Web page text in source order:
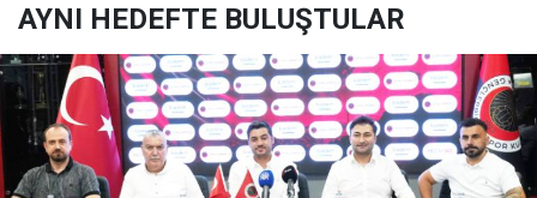
AYNI HEDEFTE BULUŞTULAR